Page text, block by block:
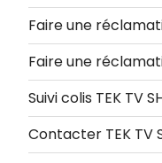
Faire une
Faire une
Suivi colis TEK TV
Contacter TEK TV